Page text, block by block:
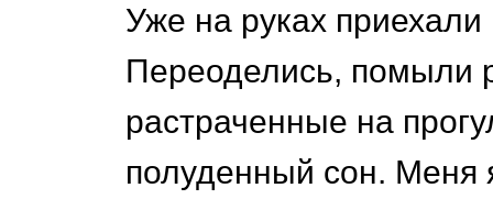
Уже на руках
Переоделись, помыли
растраченные на
полуденный сон. Меня